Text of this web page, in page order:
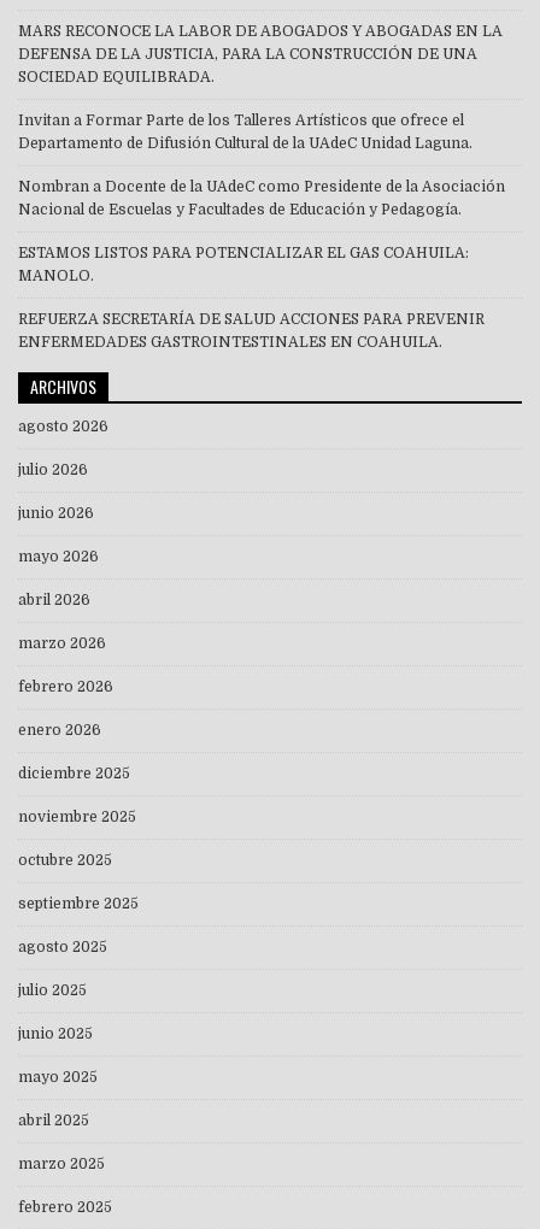
MARS RECONOCE LA LABOR DE ABOGADOS Y ABOGADAS EN LA
DEFENSA DE LA JUSTICIA, PARA LA CONSTRUCCIÓN DE UNA
SOCIEDAD EQUILIBRADA.
Invitan a Formar Parte de los Talleres Artísticos que ofrece el
Departamento de Difusión Cultural de la UAdeC Unidad Laguna.
Nombran a Docente de la UAdeC como Presidente de la Asociación
Nacional de Escuelas y Facultades de Educación y Pedagogía.
ESTAMOS LISTOS PARA POTENCIALIZAR EL GAS COAHUILA:
MANOLO.
REFUERZA SECRETARÍA DE SALUD ACCIONES PARA PREVENIR
ENFERMEDADES GASTROINTESTINALES EN COAHUILA.
ARCHIVOS
agosto 2026
julio 2026
junio 2026
mayo 2026
abril 2026
marzo 2026
febrero 2026
enero 2026
diciembre 2025
noviembre 2025
octubre 2025
septiembre 2025
agosto 2025
julio 2025
junio 2025
mayo 2025
abril 2025
marzo 2025
febrero 2025